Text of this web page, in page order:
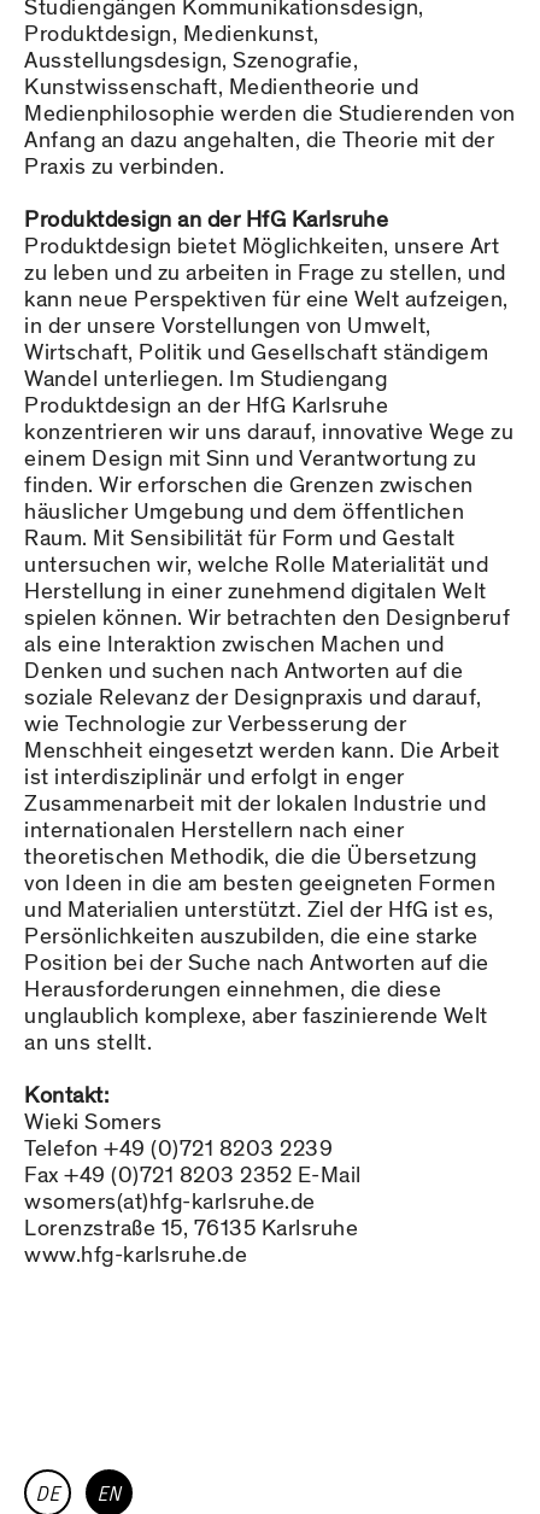
Studiengängen Kommunikationsdesign,
Produktdesign, Medienkunst,
Ausstellungsdesign, Szenografie,
Kunstwissenschaft, Medientheorie und
Medienphilosophie werden die Studierenden von
Anfang an dazu angehalten, die Theorie mit der
Praxis zu verbinden.
Produktdesign an der HfG Karlsruhe
Produktdesign bietet Möglichkeiten, unsere Art
zu leben und zu arbeiten in Frage zu stellen, und
kann neue Perspektiven für eine Welt aufzeigen,
in der unsere Vorstellungen von Umwelt,
Wirtschaft, Politik und Gesellschaft ständigem
Wandel unterliegen. Im Studiengang
Produktdesign an der HfG Karlsruhe
konzentrieren wir uns darauf, innovative Wege zu
einem Design mit Sinn und Verantwortung zu
finden. Wir erforschen die Grenzen zwischen
häuslicher Umgebung und dem öffentlichen
Raum. Mit Sensibilität für Form und Gestalt
untersuchen wir, welche Rolle Materialität und
Herstellung in einer zunehmend digitalen Welt
spielen können. Wir betrachten den Designberuf
als eine Interaktion zwischen Machen und
Denken und suchen nach Antworten auf die
soziale Relevanz der Designpraxis und darauf,
wie Technologie zur Verbesserung der
Menschheit eingesetzt werden kann. Die Arbeit
ist interdisziplinär und erfolgt in enger
Zusammenarbeit mit der lokalen Industrie und
internationalen Herstellern nach einer
theoretischen Methodik, die die Übersetzung
von Ideen in die am besten geeigneten Formen
und Materialien unterstützt. Ziel der HfG ist es,
Persönlichkeiten auszubilden, die eine starke
Position bei der Suche nach Antworten auf die
Herausforderungen einnehmen, die diese
unglaublich komplexe, aber faszinierende Welt
an uns stellt.
Kontakt:
Wieki Somers
Telefon +49 (0)721 8203 2239
Fax +49 (0)721 8203 2352 E-Mail
wsomers(at)hfg-karlsruhe.de
Lorenzstraße 15, 76135 Karlsruhe
www.hfg-karlsruhe.de
DE EN